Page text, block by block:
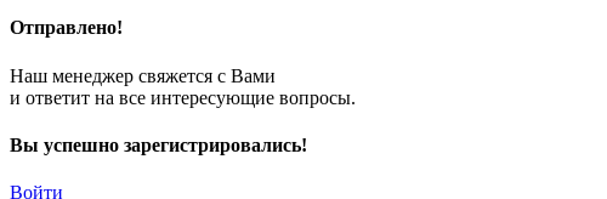
Отправлено!
Наш менеджер свяжется с Вами
и ответит на все интересующие вопросы.
Вы успешно зарегистрировались!
Войти